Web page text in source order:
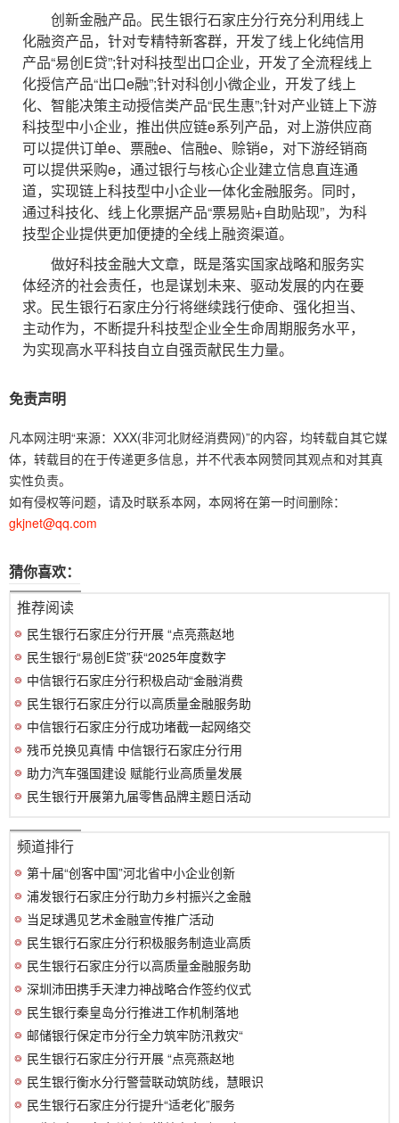
创新金融产品。民生银行石家庄分行充分利用线上
化融资产品，针对专精特新客群，开发了线上化纯信用
产品“易创E贷”;针对科技型出口企业，开发了全流程线上
化授信产品“出口e融”;针对科创小微企业，开发了线上
化、智能决策主动授信类产品“民生惠”;针对产业链上下游
科技型中小企业，推出供应链e系列产品，对上游供应商
可以提供订单e、票融e、信融e、赊销e，对下游经销商
可以提供采购e，通过银行与核心企业建立信息直连通
道，实现链上科技型中小企业一体化金融服务。同时，
通过科技化、线上化票据产品“票易贴+自助贴现”，为科
技型企业提供更加便捷的全线上融资渠道。
做好科技金融大文章，既是落实国家战略和服务实
体经济的社会责任，也是谋划未来、驱动发展的内在要
求。民生银行石家庄分行将继续践行使命、强化担当、
主动作为，不断提升科技型企业全生命周期服务水平，
为实现高水平科技自立自强贡献民生力量。
免责声明
凡本网注明“来源：XXX(非河北财经消费网)”的内容，均转载自其它媒
体，转载目的在于传递更多信息，并不代表本网赞同其观点和对其真
实性负责。
如有侵权等问题，请及时联系本网，本网将在第一时间删除：
gkjnet@qq.com
猜你喜欢：
推荐阅读
民生银行石家庄分行开展 “点亮燕赵地
民生银行“易创E贷”获“2025年度数字
中信银行石家庄分行积极启动“金融消费
民生银行石家庄分行以高质量金融服务助
中信银行石家庄分行成功堵截一起网络交
残币兑换见真情 中信银行石家庄分行用
助力汽车强国建设 赋能行业高质量发展
民生银行开展第九届零售品牌主题日活动
频道排行
第十届“创客中国”河北省中小企业创新
浦发银行石家庄分行助力乡村振兴之金融
当足球遇见艺术金融宣传推广活动
民生银行石家庄分行积极服务制造业高质
民生银行石家庄分行以高质量金融服务助
深圳沛田携手天津力神战略合作签约仪式
民生银行秦皇岛分行推进工作机制落地
邮储银行保定市分行全力筑牢防汛救灾“
民生银行石家庄分行开展 “点亮燕赵地
民生银行衡水分行警营联动筑防线，慧眼识
民生银行石家庄分行提升“适老化”服务